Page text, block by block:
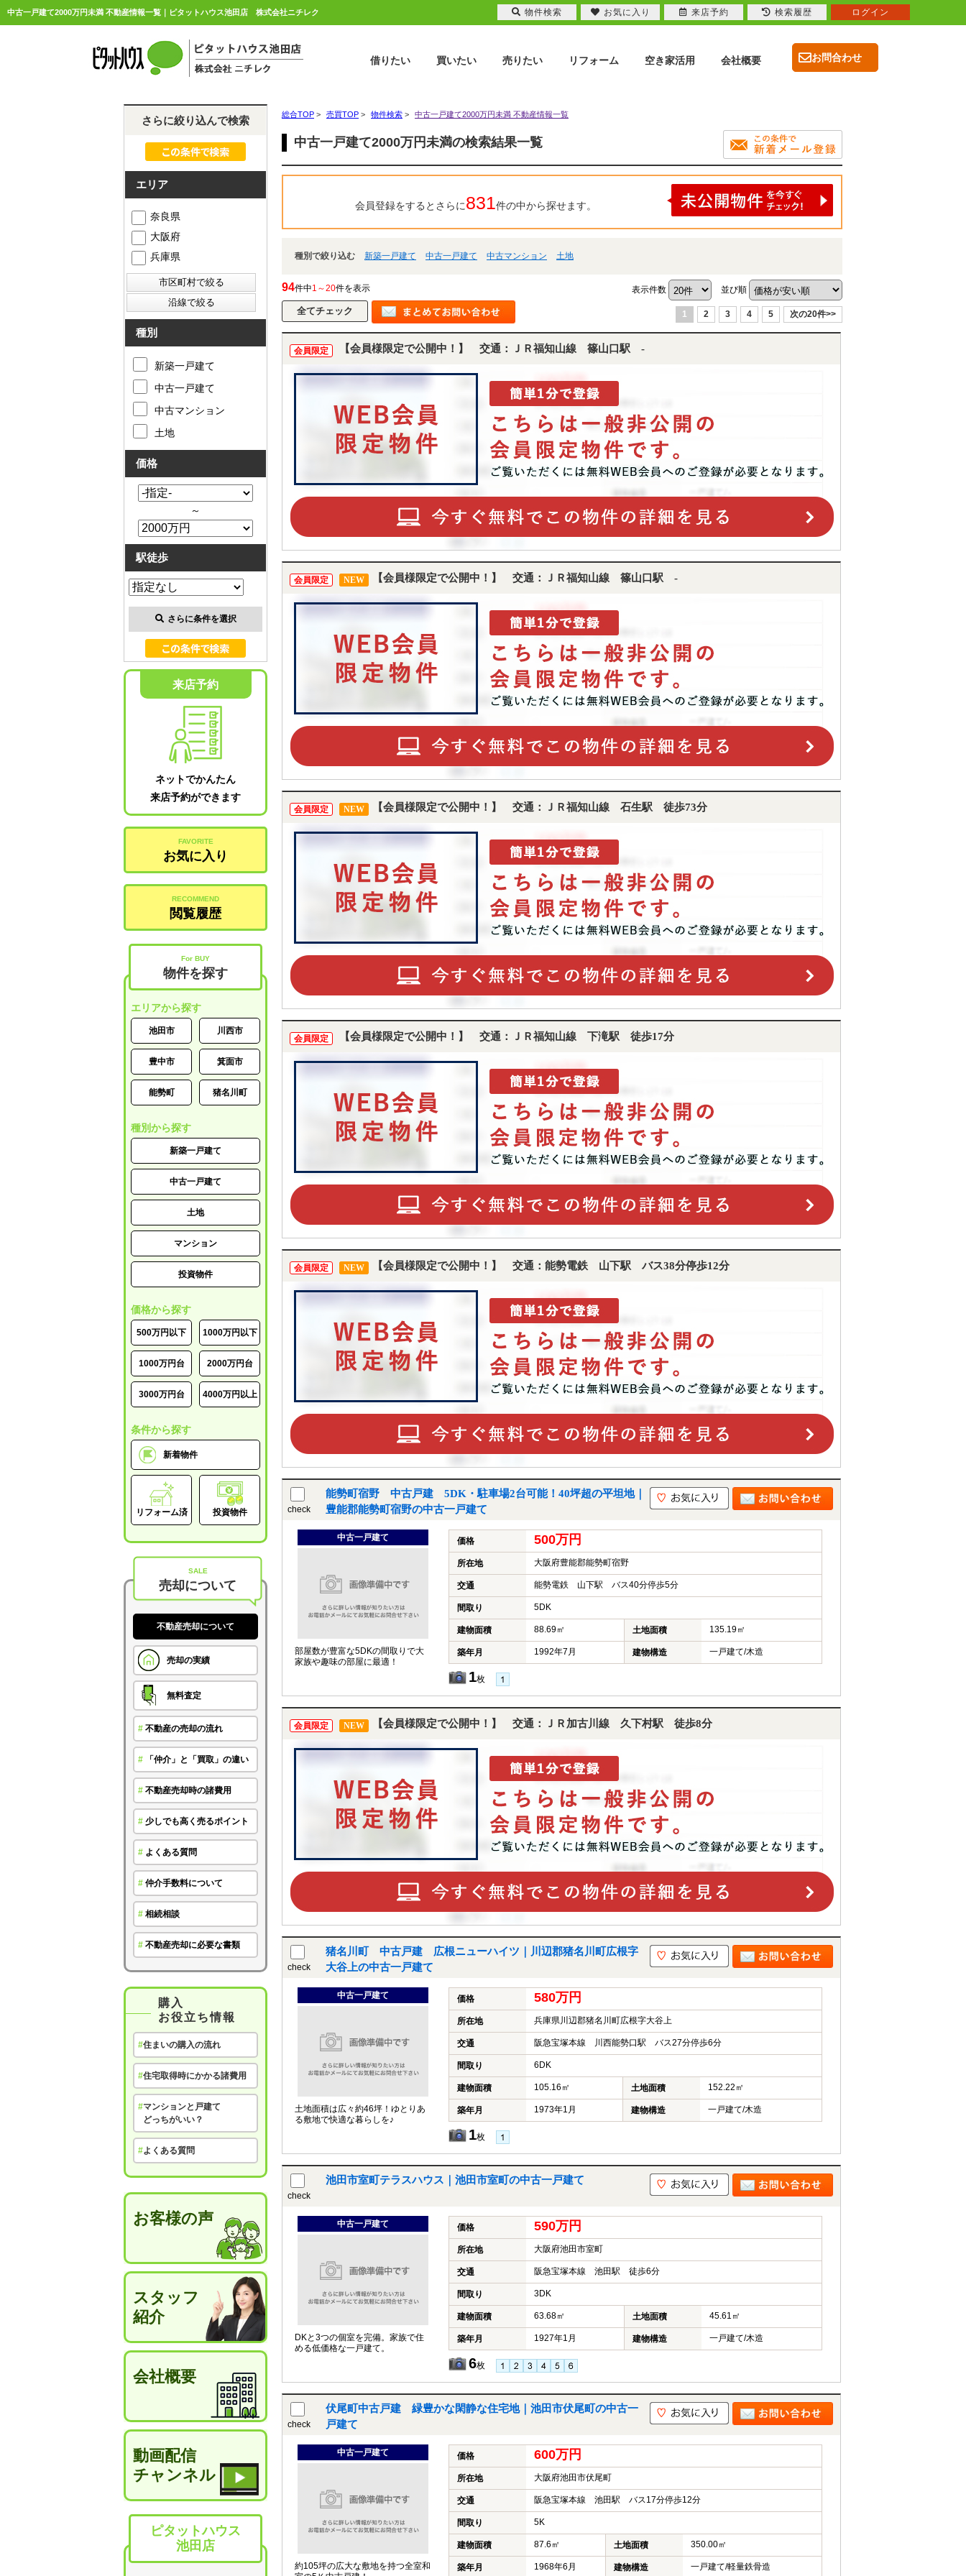
中古一戸建て2000万円未満 不動産情報一覧｜ピタットハウス池田店 株式会社ニチレク
お問合わせ
借りたい 買いたい 売りたい リフォーム 空き家活用 会社概要
総合TOP > 売買TOP > 物件検索 > 中古一戸建て2000万円未満 不動産情報一覧
中古一戸建て2000万円未満の検索結果一覧
会員登録をするとさらに831件の中から探せます。
種別で絞り込む 新築一戸建て 中古一戸建て 中古マンション 土地
94件中1～20件を表示 表示件数 並び順
1 2 3 4 5 次の20件>>
会員限定 【会員様限定で公開中！】 交通：ＪＲ福知山線 篠山口駅 -
会員限定 NEW 【会員様限定で公開中！】 交通：ＪＲ福知山線 篠山口駅 -
会員限定 NEW 【会員様限定で公開中！】 交通：ＪＲ福知山線 石生駅 徒歩73分
会員限定 【会員様限定で公開中！】 交通：ＪＲ福知山線 下滝駅 徒歩17分
会員限定 NEW 【会員様限定で公開中！】 交通：能勢電鉄 山下駅 バス38分停歩12分
check
能勢町宿野 中古戸建 5DK・駐車場2台可能！40坪超の平坦地｜
豊能郡能勢町宿野の中古一戸建て
中古一戸建て
部屋数が豊富な5DKの間取りで大
家族や趣味の部屋に最適！
価格 500万円
所在地 大阪府豊能郡能勢町宿野
交通 能勢電鉄 山下駅 バス40分停歩5分
間取り 5DK
建物面積 88.69㎡ 土地面積 135.19㎡
築年月 1992年7月 建物構造 一戸建て/木造
1枚
会員限定 NEW 【会員様限定で公開中！】 交通：ＪＲ加古川線 久下村駅 徒歩8分
check
猪名川町 中古戸建 広根ニューハイツ｜川辺郡猪名川町広根字
大谷上の中古一戸建て
中古一戸建て
土地面積は広々約46坪！ゆとりあ
る敷地で快適な暮らしを♪
価格 580万円
所在地 兵庫県川辺郡猪名川町広根字大谷上
交通 阪急宝塚本線 川西能勢口駅 バス27分停歩6分
間取り 6DK
建物面積 105.16㎡ 土地面積 152.22㎡
築年月 1973年1月 建物構造 一戸建て/木造
1枚
check
池田市室町テラスハウス｜池田市室町の中古一戸建て
中古一戸建て
DKと3つの個室を完備。家族で住
める低価格な一戸建て。
価格 590万円
所在地 大阪府池田市室町
交通 阪急宝塚本線 池田駅 徒歩6分
間取り 3DK
建物面積 63.68㎡ 土地面積 45.61㎡
築年月 1927年1月 建物構造 一戸建て/木造
6枚
check
伏尾町中古戸建 緑豊かな閑静な住宅地｜池田市伏尾町の中古一
戸建て
中古一戸建て
約105坪の広大な敷地を持つ全室和
価格 600万円
所在地 大阪府池田市伏尾町
交通 阪急宝塚本線 池田駅 バス17分停歩12分
間取り 5K
建物面積 87.6㎡ 土地面積 350.00㎡
築年月 1968年6月 建物構造 一戸建て/軽量鉄骨造
さらに絞り込んで検索
エリア
奈良県
大阪府
兵庫県
種別
新築一戸建て
中古一戸建て
中古マンション
土地
価格
～
駅徒歩
さらに条件を選択
来店予約
ネットでかんたん
来店予約ができます
FAVORITE
お気に入り
RECOMMEND
閲覧履歴
For BUY
物件を探す
エリアから探す
池田市 川西市
豊中市 箕面市
能勢町 猪名川町
種別から探す
新築一戸建て
中古一戸建て
土地
マンション
投資物件
価格から探す
500万円以下 1000万円以下
1000万円台 2000万円台
3000万円台 4000万円以上
条件から探す
新着物件
リフォーム済 投資物件
SALE
売却について
不動産売却について
売却の実績
無料査定
# 不動産の売却の流れ
# 「仲介」と「買取」の違い
# 不動産売却時の諸費用
# 少しでも高く売るポイント
# よくある質問
# 仲介手数料について
# 相続相談
# 不動産売却に必要な書類
購入
お役立ち情報
#住まいの購入の流れ
#住宅取得時にかかる諸費用
#マンションと戸建て
どっちがいい？
#よくある質問
お客様の声
スタッフ
紹介
会社概要
動画配信
チャンネル
ピタットハウス
池田店
物件検索 お気に入り 来店予約 検索履歴 ログイン